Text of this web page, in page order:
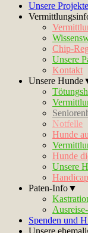
Unsere Projekte
Chip-
Unsere
Kontakt
Unsere
Notfelle
Hunde
Hunde
Unsere
Paten-Info▼
Spenden und
Unsere